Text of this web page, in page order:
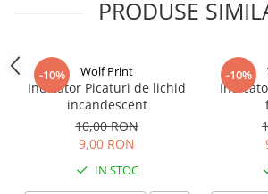
PRODUSE
-10% Wolf Print
Indicator Picaturi de lichid
incandescent
10,00 RON
9,00 RON
IN STOC
-10%